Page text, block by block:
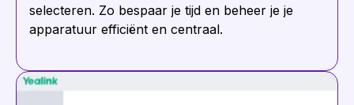
selecteren. Zo bespaar je tijd en beheer je je
apparatuur efficiënt en centraal.